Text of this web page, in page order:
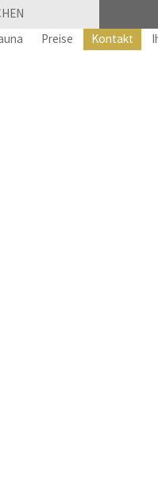
Preise Kontakt